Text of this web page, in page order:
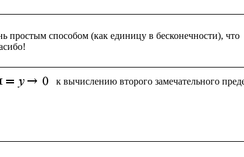
способом (как единицу в бесконечности), что
к вычислению второго замечательного